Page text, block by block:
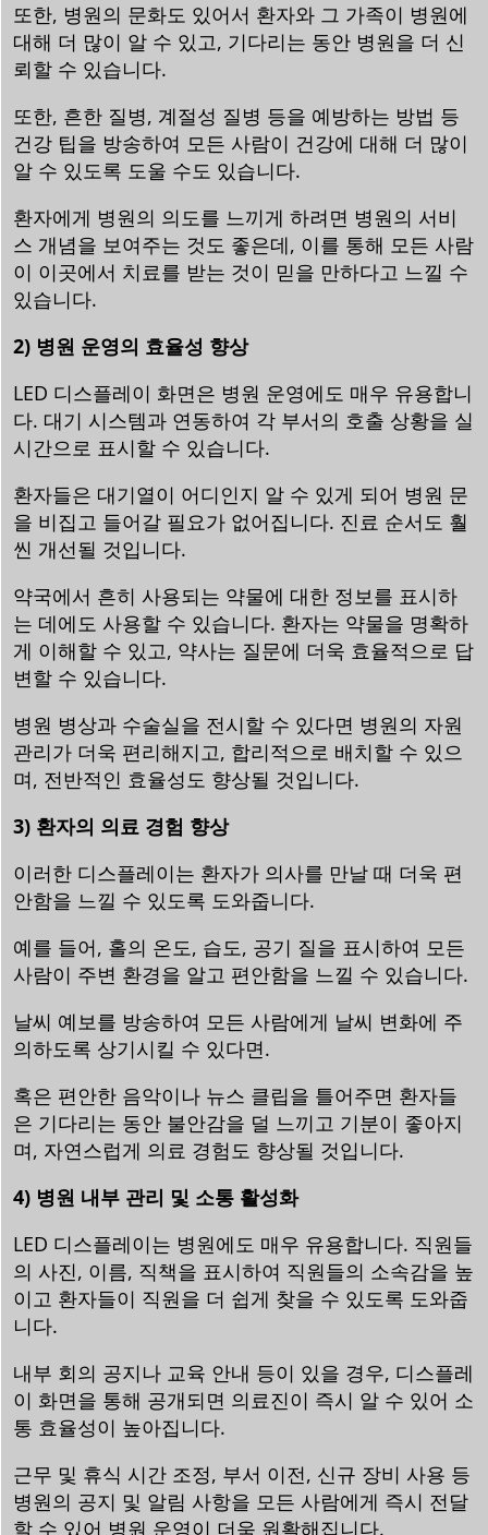
또한, 병원의 문화도 있어서 환자와 그 가족이 병원에
대해 더 많이 알 수 있고, 기다리는 동안 병원을 더 신
뢰할 수 있습니다.
또한, 흔한 질병, 계절성 질병 등을 예방하는 방법 등
건강 팁을 방송하여 모든 사람이 건강에 대해 더 많이
알 수 있도록 도울 수도 있습니다.
환자에게 병원의 의도를 느끼게 하려면 병원의 서비
스 개념을 보여주는 것도 좋은데, 이를 통해 모든 사람
이 이곳에서 치료를 받는 것이 믿을 만하다고 느낄 수
있습니다.
2) 병원 운영의 효율성 향상
LED 디스플레이 화면은 병원 운영에도 매우 유용합니
다. 대기 시스템과 연동하여 각 부서의 호출 상황을 실
시간으로 표시할 수 있습니다.
환자들은 대기열이 어디인지 알 수 있게 되어 병원 문
을 비집고 들어갈 필요가 없어집니다. 진료 순서도 훨
씬 개선될 것입니다.
약국에서 흔히 사용되는 약물에 대한 정보를 표시하
는 데에도 사용할 수 있습니다. 환자는 약물을 명확하
게 이해할 수 있고, 약사는 질문에 더욱 효율적으로 답
변할 수 있습니다.
병원 병상과 수술실을 전시할 수 있다면 병원의 자원
관리가 더욱 편리해지고, 합리적으로 배치할 수 있으
며, 전반적인 효율성도 향상될 것입니다.
3) 환자의 의료 경험 향상
이러한 디스플레이는 환자가 의사를 만날 때 더욱 편
안함을 느낄 수 있도록 도와줍니다.
예를 들어, 홀의 온도, 습도, 공기 질을 표시하여 모든
사람이 주변 환경을 알고 편안함을 느낄 수 있습니다.
날씨 예보를 방송하여 모든 사람에게 날씨 변화에 주
의하도록 상기시킬 수 있다면.
혹은 편안한 음악이나 뉴스 클립을 틀어주면 환자들
은 기다리는 동안 불안감을 덜 느끼고 기분이 좋아지
며, 자연스럽게 의료 경험도 향상될 것입니다.
4) 병원 내부 관리 및 소통 활성화
LED 디스플레이는 병원에도 매우 유용합니다. 직원들
의 사진, 이름, 직책을 표시하여 직원들의 소속감을 높
이고 환자들이 직원을 더 쉽게 찾을 수 있도록 도와줍
니다.
내부 회의 공지나 교육 안내 등이 있을 경우, 디스플레
이 화면을 통해 공개되면 의료진이 즉시 알 수 있어 소
통 효율성이 높아집니다.
근무 및 휴식 시간 조정, 부서 이전, 신규 장비 사용 등
병원의 공지 및 알림 사항을 모든 사람에게 즉시 전달
할 수 있어 병원 운영이 더욱 원활해집니다.